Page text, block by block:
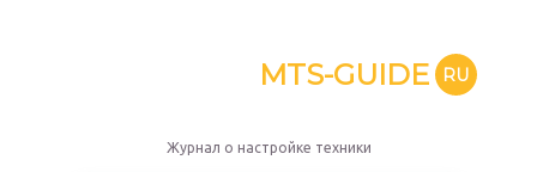
MTS-GUIDE RU
Журнал о настройке техники